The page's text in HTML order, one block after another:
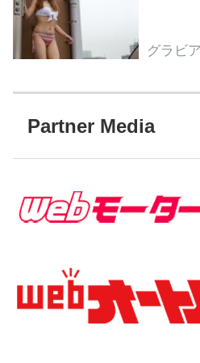
グラビ
Partner Media